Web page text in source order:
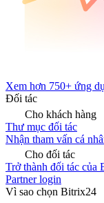
Xem hơn 750+ ứng
Đối tác
Cho khách hàng
Thư mục đối tác
Nhận tham vấn cá
Cho đối tác
Trở thành đối tác của
Partner login
Vì sao chọn Bitrix24